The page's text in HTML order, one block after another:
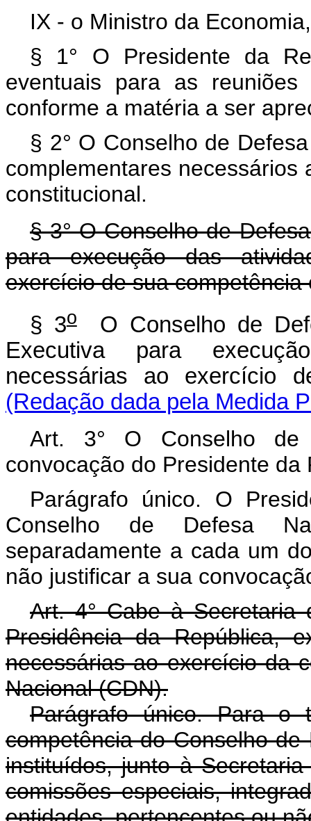
IX - o Ministro da
§ 1° O Presidente da
eventuais para as
conforme a matéria a ser
§ 2° O Conselho de
complementares necessários
constitucional.
§ 3° O Conselho de
para execução das
exercício de sua competência
§ 3oO Conselho de
Executiva para
necessárias ao exercício
(Redação dada pela Medida
Art. 3° O Conselho de
convocação do Presidente da
Parágrafo único. O
Conselho de Defesa
separadamente a cada um
não justificar a sua
Art. 4° Cabe à Secretaria
Presidência da República,
necessárias ao exercício da
Nacional (CDN).
Parágrafo único. Para o
competência do Conselho
instituídos, junto à
comissões especiais,